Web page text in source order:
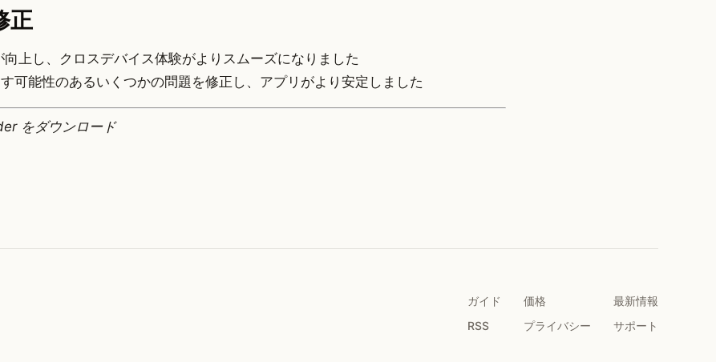
正
上し、クロスデバイス体験がよりスムーズになりました
可能性のあるいくつかの問題を修正し、アプリがより安定しました
をダウンロード
ガイド 価格
最新情報
RSS
プライバシー サポート